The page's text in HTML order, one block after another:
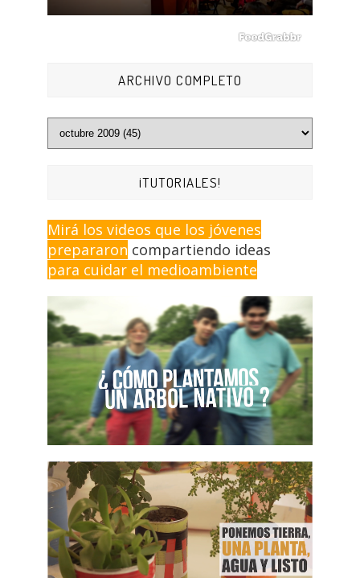
ARCHIVO COMPLETO
¡TUTORIALES!
Mirá los videos que los jóvenes
prepararon compartiendo ideas
para cuidar el medioambiente